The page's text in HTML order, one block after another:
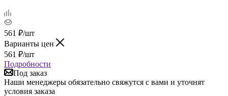
561 ₽/шт
Варианты цен
561 ₽/шт
Подробности
Под заказ
Наши менеджеры обязательно свяжутся с вами и уточнят
условия заказа